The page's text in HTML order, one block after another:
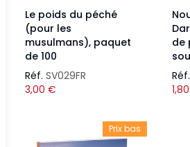
Le poids du péché
(pour les
musulmans), paquet
de 100
Réf. SV029FR
3,00 €
de
Réf.
1,80
Prix bas